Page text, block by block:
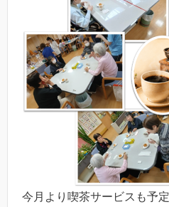
今月より喫茶サービスも予